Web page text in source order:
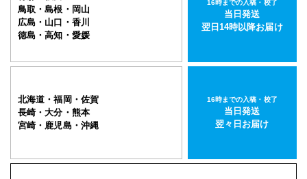
鳥取・島根・岡山
広島・山口・香川
徳島・高知・愛媛
16時までの入稿・校了
当日発送
翌日14時以降お届け
北海道・福岡・佐賀
長崎・大分・熊本
宮崎・鹿児島・沖縄
16時までの入稿・校了
当日発送
翌々日お届け